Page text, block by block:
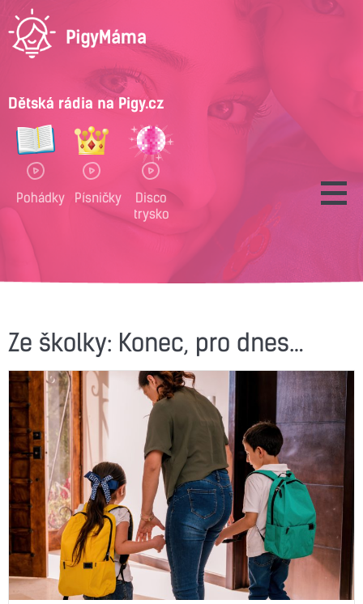
Dětská rádia na Pigy.cz
Pohádky Písničky
Disco
trysko
Ze školky: Konec, pro dnes…